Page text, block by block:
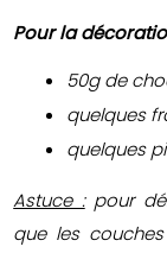
Pour la
50g de
quelques
quelques
Astuce :pour
que les